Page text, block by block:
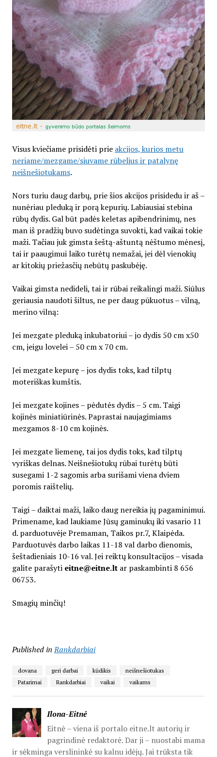
Visus kviečiame prisidėti prie akcijos, kurios metu
neriame/mezgame/siuvame rūbelius ir patalynę
neišnešiotukams.
Nors turiu daug darbų, prie šios akcijos prisidedu ir aš –
nunėriau pleduką ir porą kepurių. Labiausiai stebina
rūbų dydis. Gal būt padės keletas apibendrinimų, nes
man iš pradžių buvo sudėtinga suvokti, kad vaikai tokie
maži. Tačiau juk gimsta šeštą-aštuntą nėštumo mėnesį,
tai ir paaugimui laiko turėtų nemažai, jei dėl vienokių
ar kitokių priežasčių nebūtų paskubėję.
Vaikai gimsta nedideli, tai ir rūbai reikalingi maži. Siūlus
geriausia naudoti šiltus, ne per daug pūkuotus – vilną,
merino vilną:
Jei mezgate pleduką inkubatoriui – jo dydis 50 cm x50
cm, jeigu lovelei – 50 cm x 70 cm.
Jei mezgate kepurę – jos dydis toks, kad tilptų
moteriškas kumštis.
Jei mezgate kojines – pėdutės dydis – 5 cm. Taigi
kojinės miniatiūrinės. Paprastai naujagimiams
mezgamos 8-10 cm kojinės.
Jei mezgate liemenę, tai jos dydis toks, kad tilptų
vyriškas delnas. Neišnešiotukų rūbai turėtų būti
susegami 1-2 sagomis arba surišami viena dviem
poromis raištelių.
Taigi – daiktai maži, laiko daug nereikia jų pagaminimui.
Primename, kad laukiame Jūsų gaminukų iki vasario 11
d. parduotuvėje Premaman, Taikos pr.7, Klaipėda.
Parduotuvės darbo laikas 11-18 val darbo dienomis,
šeštadieniais 10-16 val. Jei reiktų konsultacijos – visada
galite parašyti eitne@eitne.ltar paskambinti 8 656
06753.
Smagių minčių!
Published in Rankdarbiai
dovana geri darbai kūdikis
neišnešiotukas
Patarimai
Rankdarbiai vaikai vaikams
Ilona-Eitnė
Eitnė – viena iš portalo eitne.lt autorių ir
pagrindinė redaktorė. Dar ji – nuostabi mama
ir sėkminga verslininkė su kalnu idėjų. Jai trūksta tik